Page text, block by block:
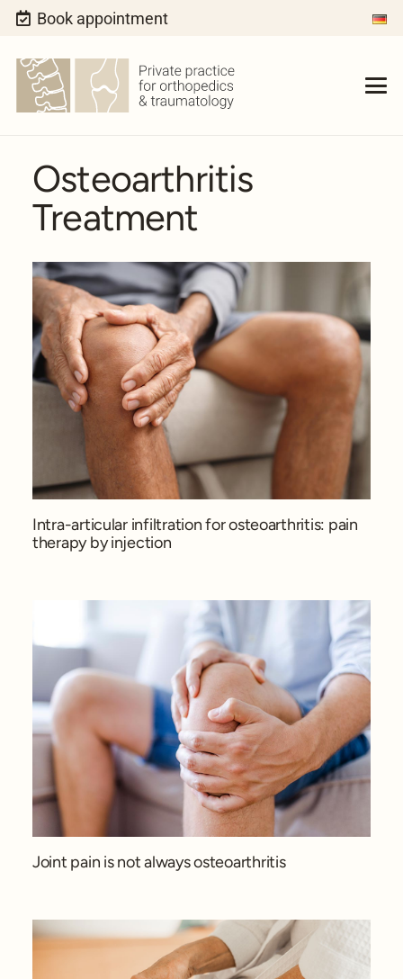
Book appointment
Osteoarthritis
Treatment
Intra-articular infiltration for osteoarthritis: pain
therapy by injection
Joint pain is not always osteoarthritis